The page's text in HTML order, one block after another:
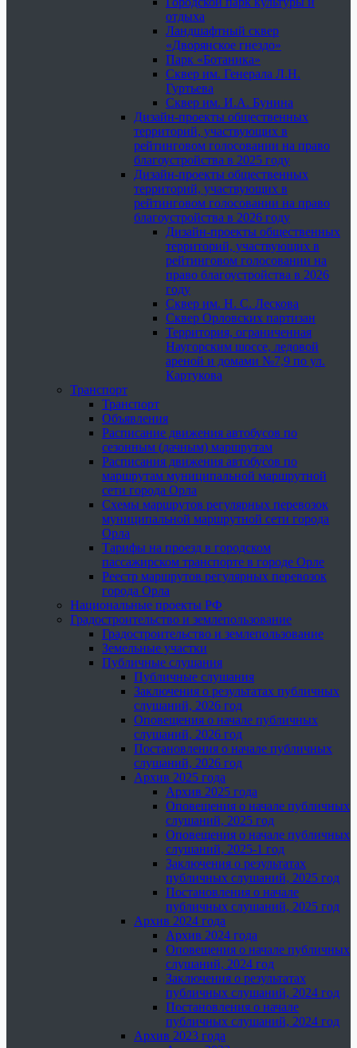
отдыха
Ландшафтный сквер
«Дворянское гнездо»
Парк «Ботаника»
Сквер им. Генерала Л.Н.
Гуртьева
Сквер им. И.А. Бунина
Дизайн-проекты общественных
территорий, участвующих в
рейтинговом голосовании на право
благоустройства в 2025 году
Дизайн-проекты общественных
территорий, участвующих в
рейтинговом голосовании на право
благоустройства в 2026 году
Дизайн-проекты общественных
территорий, участвующих в
рейтинговом голосовании на
право благоустройства в 2026
году
Сквер им. Н. С. Лескова
Сквер Орловских партизан
Территория, ограниченная
Наугорским шоссе, ледовой
ареной и домами №7,9 по ул.
Картукова
Транспорт
Транспорт
Объявления
Расписание движения автобусов по
сезонным (дачным) маршрутам
Расписания движения автобусов по
маршрутам муниципальной маршрутной
сети города Орла
Схемы маршрутов регулярных перевозок
муниципальной маршрутной сети города
Орла
Тарифы на проезд в городском
пассажирском транспорте в городе Орле
Реестр маршрутов регулярных перевозок
города Орла
Национальные проекты РФ
Градостроительство и землепользование
Градостроительство и землепользование
Земельные участки
Публичные слушания
Публичные слушания
Заключения о результатах публичных
слушаний, 2026 год
Оповещения о начале публичных
слушаний, 2026 год
Постановления о начале публичных
слушаний, 2026 год
Архив 2025 года
Архив 2025 года
Оповещения о начале публичных
слушаний, 2025 год
Оповещения о начале публичных
слушаний, 2025-1 год
Заключения о результатах
публичных слушаний, 2025 год
Постановления о начале
публичных слушаний, 2025 год
Архив 2024 года
Архив 2024 года
Оповещения о начале публичных
слушаний, 2024 год
Заключения о результатах
публичных слушаний, 2024 год
Постановления о начале
публичных слушаний, 2024 год
Архив 2023 года